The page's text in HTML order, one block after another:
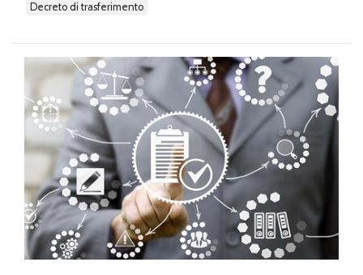
decreto di trasferimento